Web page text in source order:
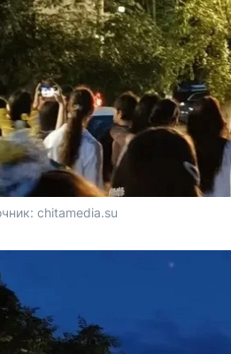
chitamedia.su